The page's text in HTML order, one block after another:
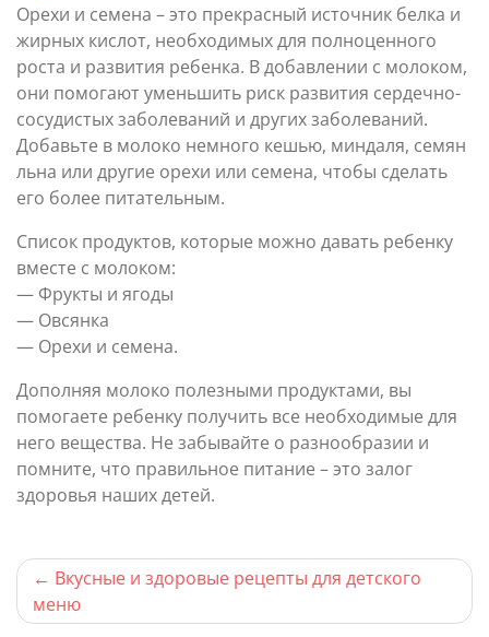
Орехи и семена – это прекрасный источник белка и
жирных кислот, необходимых для полноценного
роста и развития ребенка. В добавлении с молоком,
они помогают уменьшить риск развития сердечно-
сосудистых заболеваний и других заболеваний.
Добавьте в молоко немного кешью, миндаля, семян
льна или другие орехи или семена, чтобы сделать
его более питательным.
Список продуктов, которые можно давать ребенку
вместе с молоком:
— Фрукты и ягоды
— Овсянка
— Орехи и семена.
Дополняя молоко полезными продуктами, вы
помогаете ребенку получить все необходимые для
него вещества. Не забывайте о разнообразии и
помните, что правильное питание – это залог
здоровья наших детей.
Навигация
по
Вкусные и здоровые рецепты для детского
меню